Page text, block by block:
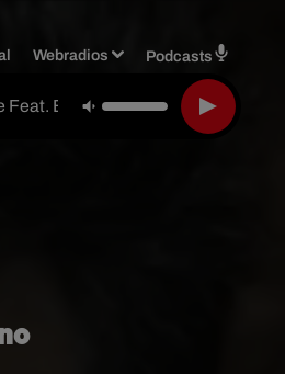
Webradios Podcasts
Feat. Eddy Flow